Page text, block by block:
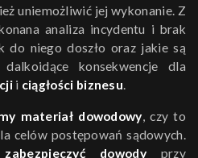
uniemożliwić jej wykonanie. Z
analiza incydentu i brak
do niego doszło oraz jakie są
konsekwencje dla
i ciągłości biznesu.
materiał dowodowy, czy to
celów postępowań sądowych.
zabezpieczyć dowodyprzy